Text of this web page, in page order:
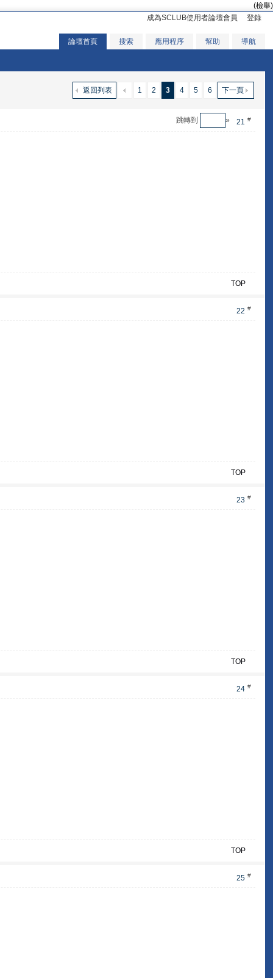
(檢舉)
成為SCLUB使用者論壇會員
登錄
論壇首頁 搜索 應用程序 幫助 導航
1 2 3 4 5 6 下一頁
返回列表
21 #
跳轉到 »
TOP
22 #
TOP
23 #
TOP
24 #
TOP
25 #